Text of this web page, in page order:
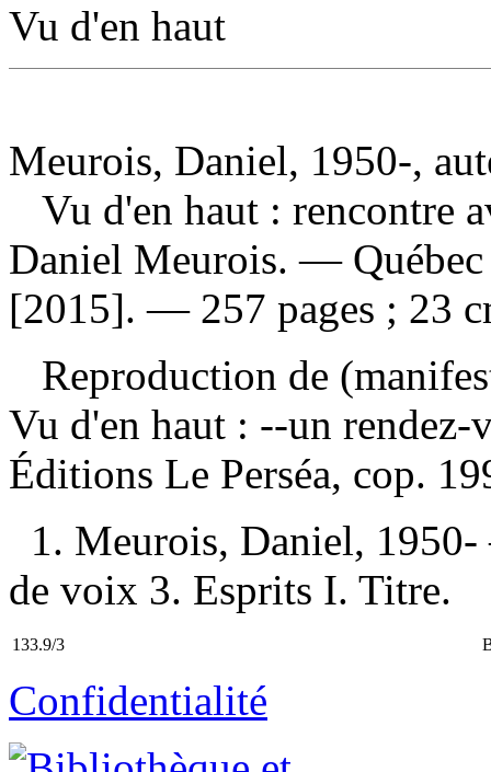
Vu d'en haut
Meurois, Daniel, 1950-,
Vu d'en haut : rencontre
Daniel Meurois. —
[2015]. — 257 pages ; 23
Reproduction de
Vu d'en haut : --un
Éditions Le Perséa, cop.
1. Meurois, Daniel,
de voix 3. Esprits I. Titre.
133.9/3
Confidentialité